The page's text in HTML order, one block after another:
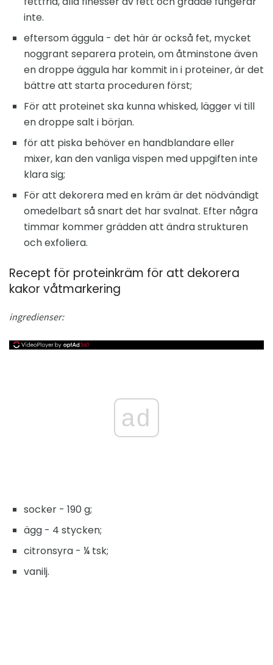
inte.
eftersom äggula - det här är också fet, mycket
noggrant separera protein, om åtminstone även
en droppe äggula har kommit in i proteiner, är det
bättre att starta proceduren först;
För att proteinet ska kunna whisked, lägger vi till
en droppe salt i början.
för att piska behöver en handblandare eller
mixer, kan den vanliga vispen med uppgiften inte
klara sig;
För att dekorera med en kräm är det nödvändigt
omedelbart så snart det har svalnat. Efter några
timmar kommer grädden att ändra strukturen
och exfoliera.
Recept för proteinkräm för att dekorera
kakor våtmarkering
ingredienser:
ad
socker - 190 g;
ägg - 4 stycken;
citronsyra - ¼ tsk;
vanilj.